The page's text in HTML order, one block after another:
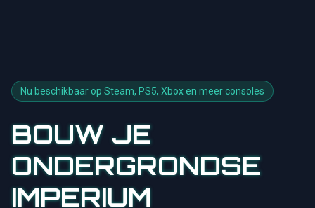
Nu beschikbaar op Steam, PS5, Xbox en meer consoles
BOUW JE
ONDERGRONDSE
IMPERIUM